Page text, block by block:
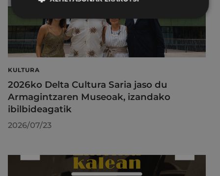
KULTURA
2026ko Delta Cultura Saria jaso du
Armagintzaren Museoak, izandako
ibilbideagatik
2026/07/23